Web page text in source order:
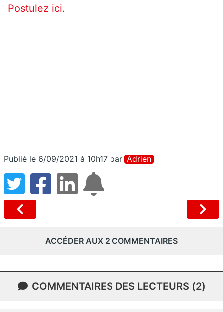
Postulez ici.
Publié le 6/09/2021 à 10h17 par Adrien
ACCÉDER AUX 2 COMMENTAIRES
COMMENTAIRES DES LECTEURS (2)